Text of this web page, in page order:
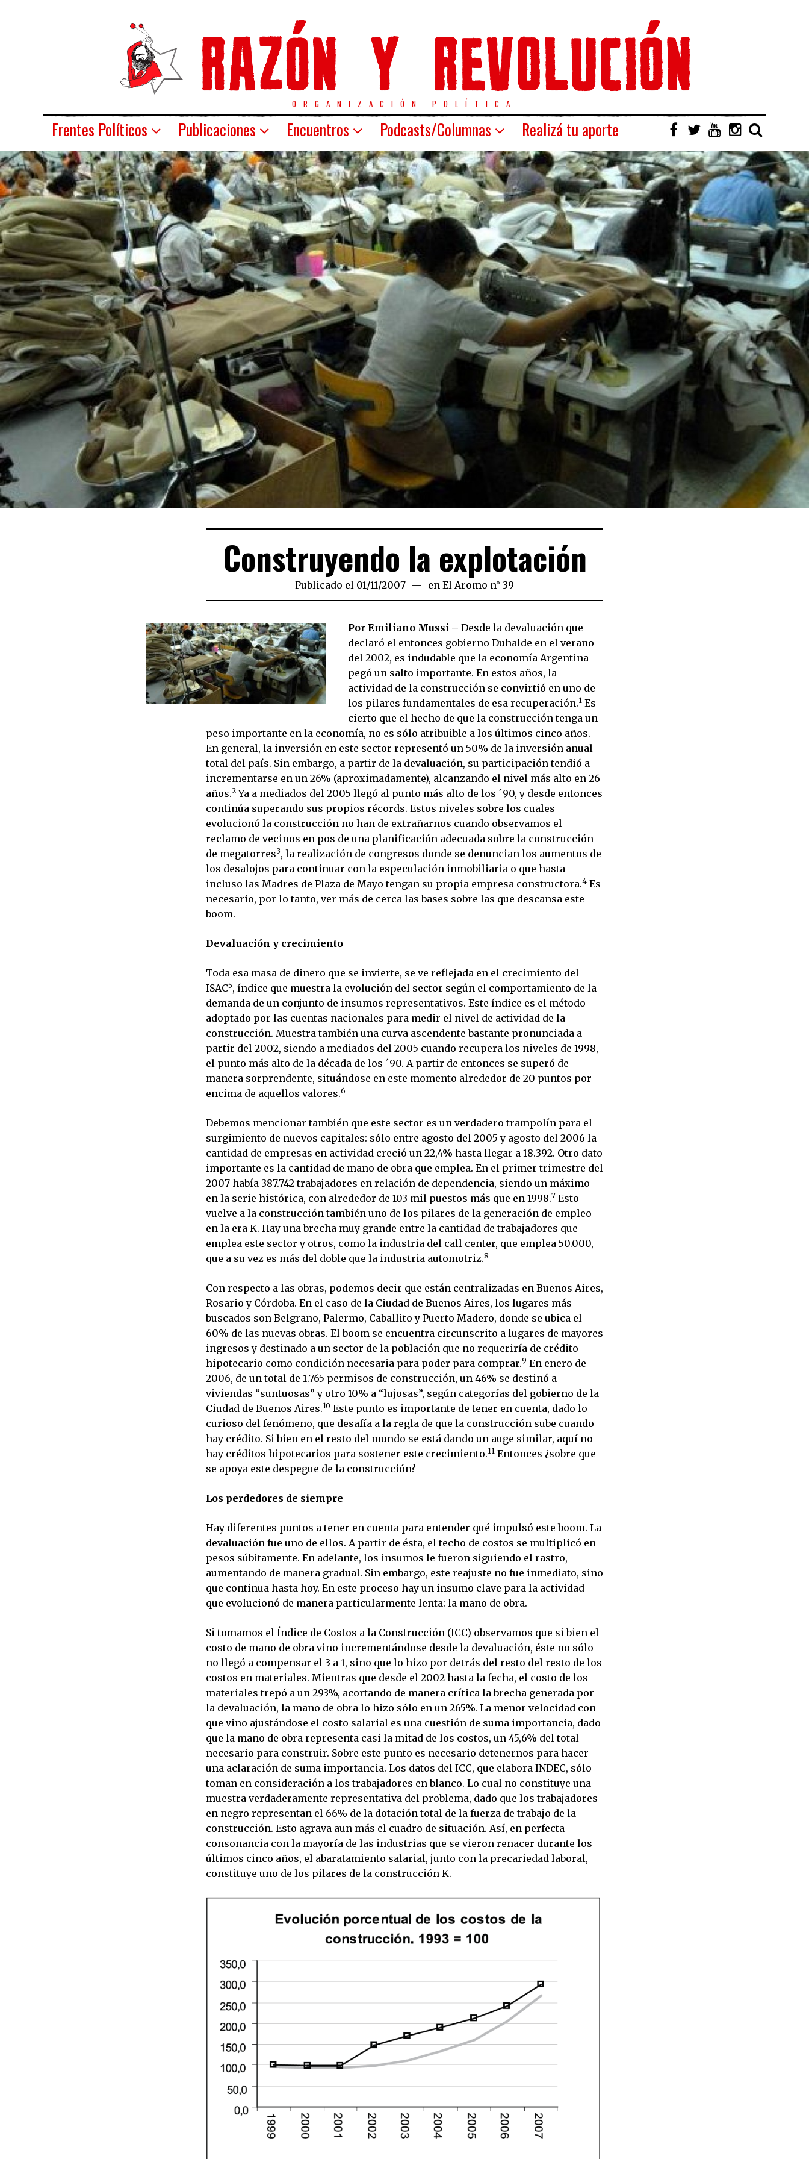
ORGANIZACIÓN POLÍTICA
Frentes Políticos Publicaciones Encuentros Podcasts/Columnas Realizá tu aporte
Construyendo la explotación
Publicado el 01/11/2007 24/03/2020
en El Aromo n° 39
Por Emiliano Mussi – Desde la devaluación que
declaró el entonces gobierno Duhalde en el verano
del 2002, es indudable que la economía Argentina
pegó un salto importante. En estos años, la
actividad de la construcción se convirtió en uno de
los pilares fundamentales de esa recuperación.1 Es
cierto que el hecho de que la construcción tenga un
peso importante en la economía, no es sólo atribuible a los últimos cinco años.
En general, la inversión en este sector representó un 50% de la inversión anual
total del país. Sin embargo, a partir de la devaluación, su participación tendió a
incrementarse en un 26% (aproximadamente), alcanzando el nivel más alto en 26
años.2 Ya a mediados del 2005 llegó al punto más alto de los ´90, y desde entonces
continúa superando sus propios récords. Estos niveles sobre los cuales
evolucionó la construcción no han de extrañarnos cuando observamos el
reclamo de vecinos en pos de una planificación adecuada sobre la construcción
de megatorres3, la realización de congresos donde se denuncian los aumentos de
los desalojos para continuar con la especulación inmobiliaria o que hasta
incluso las Madres de Plaza de Mayo tengan su propia empresa constructora.4 Es
necesario, por lo tanto, ver más de cerca las bases sobre las que descansa este
boom.
Devaluación y crecimiento
Toda esa masa de dinero que se invierte, se ve reflejada en el crecimiento del
ISAC5, índice que muestra la evolución del sector según el comportamiento de la
demanda de un conjunto de insumos representativos. Este índice es el método
adoptado por las cuentas nacionales para medir el nivel de actividad de la
construcción. Muestra también una curva ascendente bastante pronunciada a
partir del 2002, siendo a mediados del 2005 cuando recupera los niveles de 1998,
el punto más alto de la década de los ´90. A partir de entonces se superó de
manera sorprendente, situándose en este momento alrededor de 20 puntos por
encima de aquellos valores.6
Debemos mencionar también que este sector es un verdadero trampolín para el
surgimiento de nuevos capitales: sólo entre agosto del 2005 y agosto del 2006 la
cantidad de empresas en actividad creció un 22,4% hasta llegar a 18.392. Otro dato
importante es la cantidad de mano de obra que emplea. En el primer trimestre del
2007 había 387.742 trabajadores en relación de dependencia, siendo un máximo
en la serie histórica, con alrededor de 103 mil puestos más que en 1998.7 Esto
vuelve a la construcción también uno de los pilares de la generación de empleo
en la era K. Hay una brecha muy grande entre la cantidad de trabajadores que
emplea este sector y otros, como la industria del call center, que emplea 50.000,
que a su vez es más del doble que la industria automotriz.8
Con respecto a las obras, podemos decir que están centralizadas en Buenos Aires,
Rosario y Córdoba. En el caso de la Ciudad de Buenos Aires, los lugares más
buscados son Belgrano, Palermo, Caballito y Puerto Madero, donde se ubica el
60% de las nuevas obras. El boom se encuentra circunscrito a lugares de mayores
ingresos y destinado a un sector de la población que no requeriría de crédito
hipotecario como condición necesaria para poder para comprar.9 En enero de
2006, de un total de 1.765 permisos de construcción, un 46% se destinó a
viviendas “suntuosas” y otro 10% a “lujosas”, según categorías del gobierno de la
Ciudad de Buenos Aires.10 Este punto es importante de tener en cuenta, dado lo
curioso del fenómeno, que desafía a la regla de que la construcción sube cuando
hay crédito. Si bien en el resto del mundo se está dando un auge similar, aquí no
hay créditos hipotecarios para sostener este crecimiento.11 Entonces ¿sobre que
se apoya este despegue de la construcción?
Los perdedores de siempre
Hay diferentes puntos a tener en cuenta para entender qué impulsó este boom. La
devaluación fue uno de ellos. A partir de ésta, el techo de costos se multiplicó en
pesos súbitamente. En adelante, los insumos le fueron siguiendo el rastro,
aumentando de manera gradual. Sin embargo, este reajuste no fue inmediato, sino
que continua hasta hoy. En este proceso hay un insumo clave para la actividad
que evolucionó de manera particularmente lenta: la mano de obra.
Si tomamos el Índice de Costos a la Construcción (ICC) observamos que si bien el
costo de mano de obra vino incrementándose desde la devaluación, éste no sólo
no llegó a compensar el 3 a 1, sino que lo hizo por detrás del resto del resto de los
costos en materiales. Mientras que desde el 2002 hasta la fecha, el costo de los
materiales trepó a un 293%, acortando de manera crítica la brecha generada por
la devaluación, la mano de obra lo hizo sólo en un 265%. La menor velocidad con
que vino ajustándose el costo salarial es una cuestión de suma importancia, dado
que la mano de obra representa casi la mitad de los costos, un 45,6% del total
necesario para construir. Sobre este punto es necesario detenernos para hacer
una aclaración de suma importancia. Los datos del ICC, que elabora INDEC, sólo
toman en consideración a los trabajadores en blanco. Lo cual no constituye una
muestra verdaderamente representativa del problema, dado que los trabajadores
en negro representan el 66% de la dotación total de la fuerza de trabajo de la
construcción. Esto agrava aun más el cuadro de situación. Así, en perfecta
consonancia con la mayoría de las industrias que se vieron renacer durante los
últimos cinco años, el abaratamiento salarial, junto con la precariedad laboral,
constituye uno de los pilares de la construcción K.